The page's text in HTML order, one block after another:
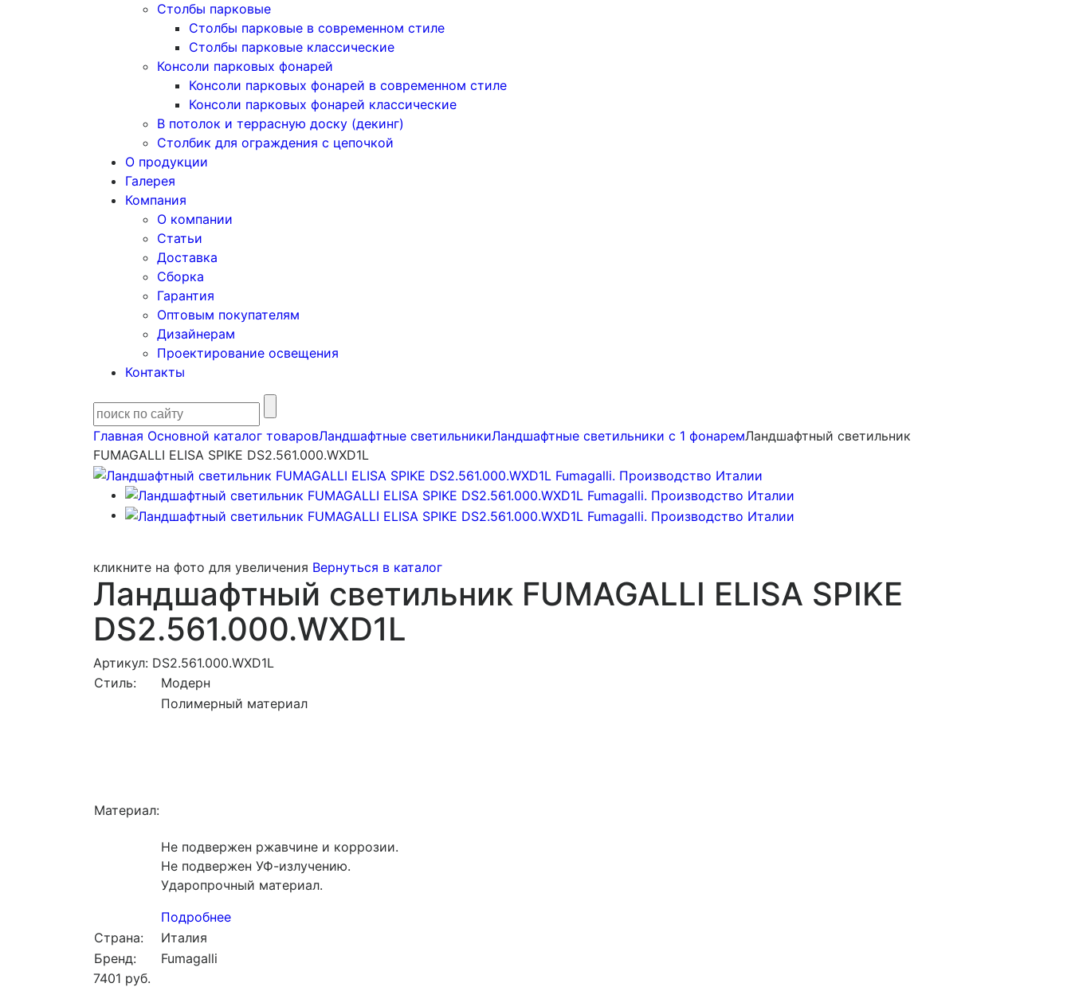
Столбы парковые
Столбы парковые в современном стиле
Столбы парковые классические
Консоли парковых фонарей
Консоли парковых фонарей в современном стиле
Консоли парковых фонарей классические
В потолок и террасную доску (декинг)
Столбик для ограждения с цепочкой
О продукции
Галерея
Компания
О компании
Статьи
Доставка
Сборка
Гарантия
Оптовым покупателям
Дизайнерам
Проектирование освещения
Контакты
Главная Основной каталог товаровЛандшафтные светильникиЛандшафтные светильники с 1 фонаремЛандшафтный светильник
FUMAGALLI ELISA SPIKE DS2.561.000.WXD1L
кликните на фото для увеличения Вернуться в каталог
Ландшафтный светильник FUMAGALLI ELISA SPIKE
DS2.561.000.WXD1L
Артикул: DS2.561.000.WXD1L
Стиль:
Модерн
Материал:
Полимерный материал
Не подвержен ржавчине и коррозии.
Не подвержен УФ-излучению.
Ударопрочный материал.
Подробнее
Страна:
Италия
Бренд:
Fumagalli
7401 руб.